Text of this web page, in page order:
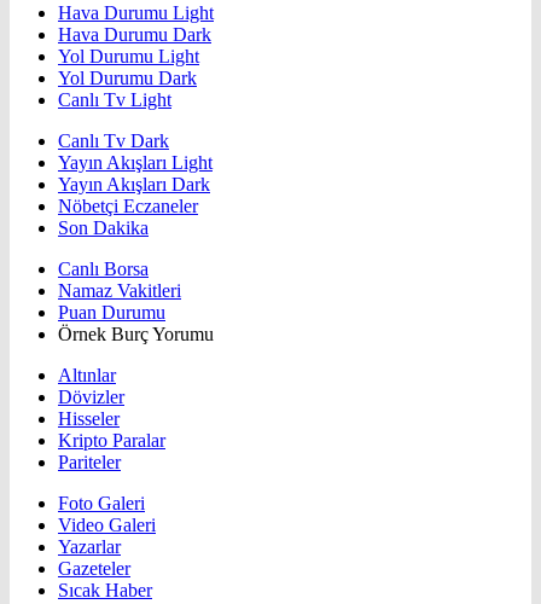
Hava Durumu Light
Hava Durumu Dark
Yol Durumu Light
Yol Durumu Dark
Canlı Tv Light
Canlı Tv Dark
Yayın Akışları Light
Yayın Akışları Dark
Nöbetçi Eczaneler
Son Dakika
Canlı Borsa
Namaz Vakitleri
Puan Durumu
Örnek Burç Yorumu
Altınlar
Dövizler
Hisseler
Kripto Paralar
Pariteler
Foto Galeri
Video Galeri
Yazarlar
Gazeteler
Sıcak Haber